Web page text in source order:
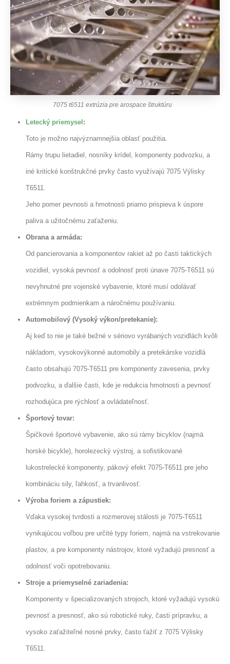
7075 t6511 extrúzia pre arospace štruktúru
Letecký priemysel :
Toto je možno najvýznamnejšia oblasť použitia.
Rámy trupu lietadiel, nosníky krídel, komponenty podvozku, a
iné kritické konštrukčné prvky často využívajú 7075 Výlisky
T6511.
Jeho pomer pevnosti a hmotnosti priamo prispieva k úspore
paliva a užitočnému zaťaženiu.
Obrana a armáda:
Od pancierovania a komponentov rakiet až po časti taktických
vozidiel, vysoká pevnosť a odolnosť proti únave 7075-T6511 sú
nevyhnutné pre vojenské vybavenie, ktoré musí odolávať
extrémnym podmienkam a náročnému používaniu.
Automobilový (Vysoký výkon/pretekanie):
Aj keď to nie je také bežné v sériovo vyrábaných vozidlách kvôli
nákladom, vysokovýkonné automobily a pretekárske vozidlá
často obsahujú 7075-T6511 pre komponenty zavesenia, prvky
podvozku, a ďalšie časti, kde je redukcia hmotnosti a pevnosť
rozhodujúca pre rýchlosť a ovládateľnosť.
Športový tovar:
Špičkové športové vybavenie, ako sú rámy bicyklov (najmä
horské bicykle), horolezecký výstroj, a sofistikované
lukostrelecké komponenty, pákový efekt 7075-T6511 pre jeho
kombináciu sily, ľahkosť, a trvanlivosť.
Výroba foriem a zápustiek:
Vďaka vysokej tvrdosti a rozmerovej stálosti je 7075-T6511
vynikajúcou voľbou pre určité typy foriem, najmä na vstrekovanie
plastov, a pre komponenty nástrojov, ktoré vyžadujú presnosť a
odolnosť voči opotrebovaniu.
Stroje a priemyselné zariadenia:
Komponenty v špecializovaných strojoch, ktoré vyžadujú vysokú
pevnosť a presnosť, ako sú robotické ruky, časti prípravku, a
vysoko zaťažiteľné nosné prvky, často ťažiť z 7075 Výlisky
T6511.